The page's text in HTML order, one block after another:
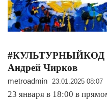
#КУЛЬТУРНЫЙКОД
Андрей Чирков
metroadmin 23.01.2025 08:07
23 января в 18:00 в